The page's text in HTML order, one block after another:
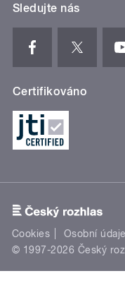
Sledujte nás
Certifikováno
Cookies Osobní údaje
© 1997-2026 Český